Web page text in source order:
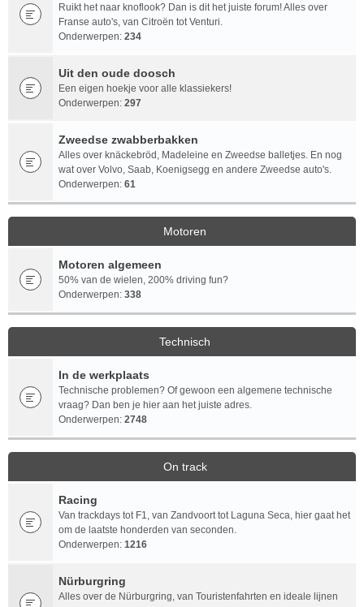
Ruikt het naar knoflook? Dan is dit het juiste forum! Alles over
Franse auto's, van Citroën tot Venturi.
Onderwerpen: 234
Uit den oude doosch
Een eigen hoekje voor alle klassiekers!
Onderwerpen: 297
Zweedse zwabberbakken
Alles over knäckebröd, Madeleine en Zweedse balletjes. En nog
wat over Volvo, Saab, Koenigsegg en andere Zweedse auto's.
Onderwerpen: 61
Motoren
Motoren algemeen
50% van de wielen, 200% driving fun?
Onderwerpen: 338
Technisch
In de werkplaats
Technische problemen? Of gewoon een algemene technische
vraag? Dan ben je hier aan het juiste adres.
Onderwerpen: 2748
On track
Racing
Van trackdays tot F1, van Zandvoort tot Laguna Seca, hier gaat het
om de laatste honderden van seconden.
Onderwerpen: 1216
Nürburgring
Alles over de Nürburgring, van Touristenfahrten en ideale lijnen